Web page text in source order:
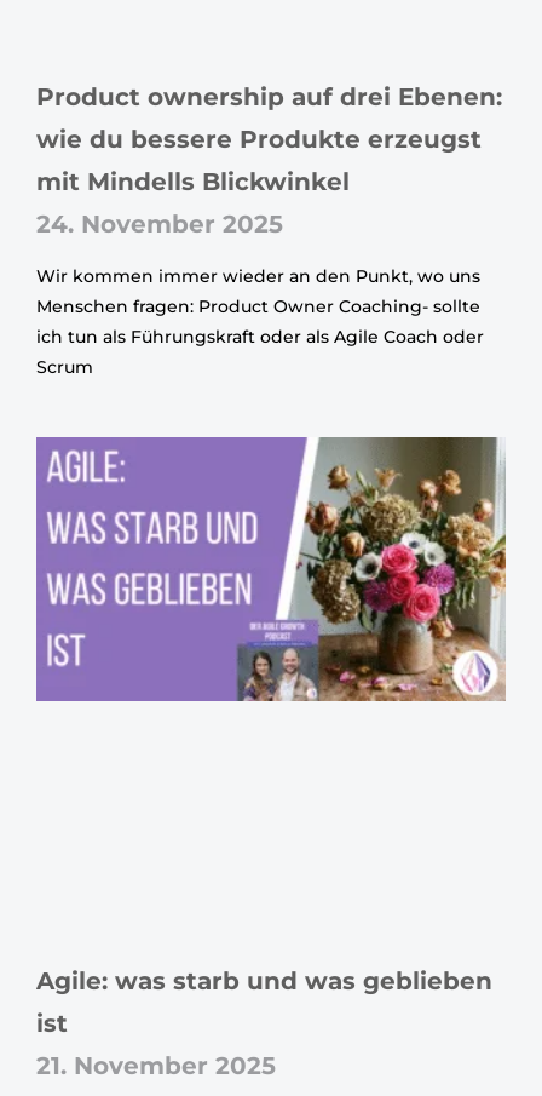
Product ownership auf drei Ebenen:
wie du bessere Produkte erzeugst
mit Mindells Blickwinkel
24. November 2025
Wir kommen immer wieder an den Punkt, wo uns
Menschen fragen: Product Owner Coaching- sollte
ich tun als Führungskraft oder als Agile Coach oder
Scrum
Agile: was starb und was geblieben
ist
21. November 2025